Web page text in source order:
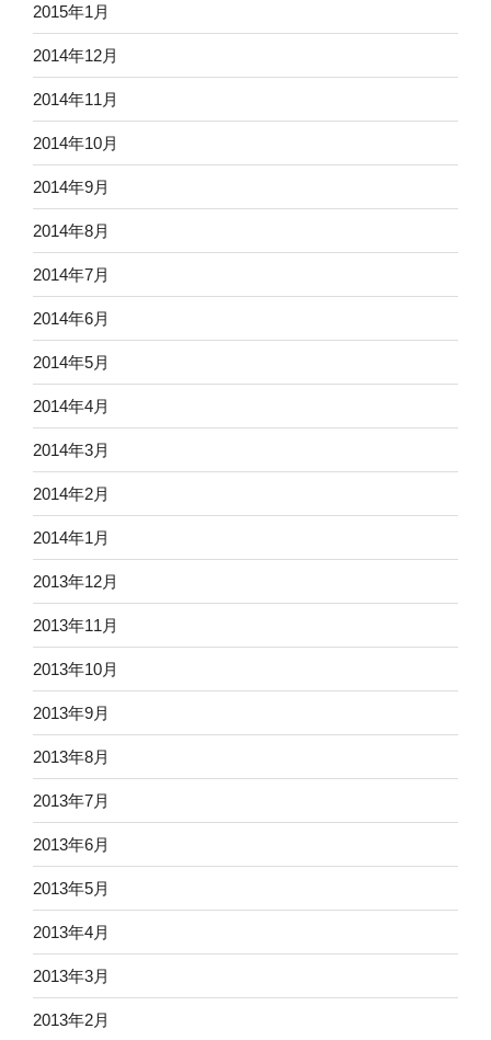
2015年1月
2014年12月
2014年11月
2014年10月
2014年9月
2014年8月
2014年7月
2014年6月
2014年5月
2014年4月
2014年3月
2014年2月
2014年1月
2013年12月
2013年11月
2013年10月
2013年9月
2013年8月
2013年7月
2013年6月
2013年5月
2013年4月
2013年3月
2013年2月